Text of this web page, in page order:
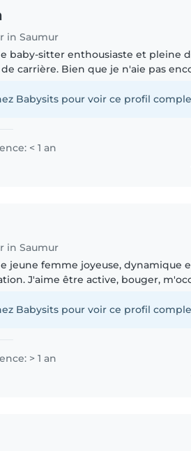
in Saumur
baby-sitter enthousiaste et pleine
carrière. Bien que je n'aie pas
Babysits pour voir ce profil
< 1 an
in Saumur
jeune femme joyeuse, dynamique
J'aime être active, bouger,
d'entrer..
Babysits pour voir ce profil
> 1 an